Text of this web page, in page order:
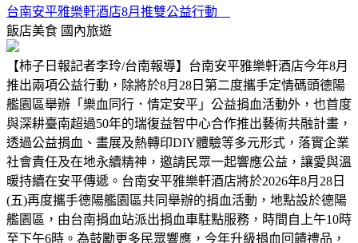
台南安平雅樂軒酒店8月推雙公益行動
飯店美食 國內旅遊
【柿子日報記者李玲/台南報導】台南安平雅樂軒酒店今年8月
推出兩項公益行動，除將於8月28日第二度攜手定情碼頭德陽
艦園區舉辦「樂血同行．情定安平」公益捐血活動外，也首度
與深耕臺南超過50年的瑞復益智中心合作推出藝術共融計畫，
透過公益捐血、畫展及熱轉印DIY體驗等多元形式，落實企業
社會責任及在地永續精神，邀請民眾一起響應公益，讓愛與溫
暖持續在安平傳遞。台南安平雅樂軒酒店將於2026年8月28日
(五)再度攜手德陽艦園區共同舉辦的捐血活動，地點設於德陽
艦園區，由台南捐血站派出捐血車駐點服務，時間自上午10時
至下午6時。為鼓勵更多民眾響應，今年升級捐血回饋禮品，